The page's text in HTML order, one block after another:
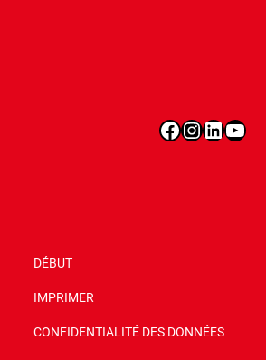
Facebook
Instagram
LinkedInYouTube
DÉBUT
IMPRIMER
CONFIDENTIALITÉ DES DONNÉES